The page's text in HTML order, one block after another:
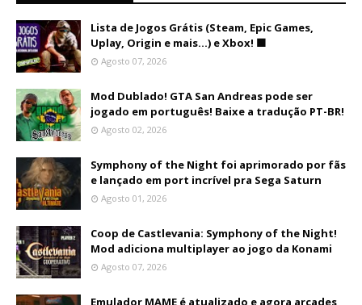
Lista de Jogos Grátis (Steam, Epic Games,
Uplay, Origin e mais...) e Xbox! 🟩
Agosto 07, 2026
Mod Dublado! GTA San Andreas pode ser
jogado em português! Baixe a tradução PT-BR!
Agosto 02, 2026
Symphony of the Night foi aprimorado por fãs
e lançado em port incrível pra Sega Saturn
Agosto 01, 2026
Coop de Castlevania: Symphony of the Night!
Mod adiciona multiplayer ao jogo da Konami
Agosto 07, 2026
Emulador MAME é atualizado e agora arcades